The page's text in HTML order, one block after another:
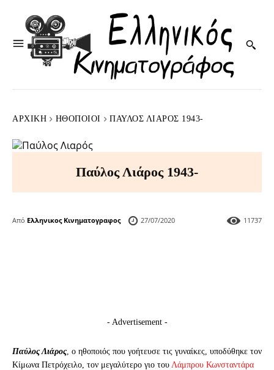
ΑΡΧΙΚΉ HΘΟΠΟΙΟΊ ΠΑΎΛΟΣ ΛΙΆΡΟΣ 1943-
Παύλος Λιάρος 1943-
Από Ελληνικος Κινηματογραφος 27/07/2020 11737
- Advertisement -
Παύλος Λιάρος , ο ηθοποιός που γοήτευσε τις γυναίκες, υποδύθηκε τον
Κίμωνα Πετρόχειλο, τον μεγαλύτερο γιο του Λάμπρου Κωνσταντάρα